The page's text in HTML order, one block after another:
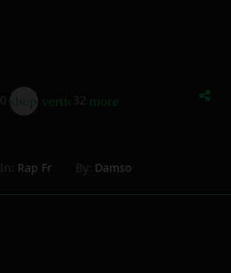
0 shop_twovertical_align_bottom
32 more_horiz
In: Rap Fr By: Damso